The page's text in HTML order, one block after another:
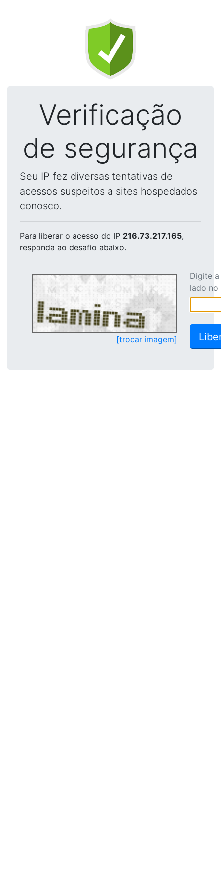
Verificação
de segurança
Seu IP fez diversas tentativas de
acessos suspeitos a sites hospedados
conosco.
Para liberar o acesso do IP 216.73.217.165,
responda ao desafio abaixo.
[trocar imagem]
Digite
lado no